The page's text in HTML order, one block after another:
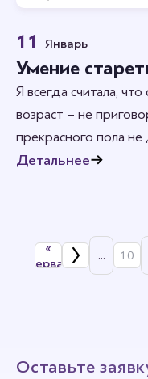
Станьте первым кто
11 Январь
Умение
Я всегда считала,
возраст – не
прекрасного пола
привлекательность.
Детальнее
«
Первая
... 10
Оставьте